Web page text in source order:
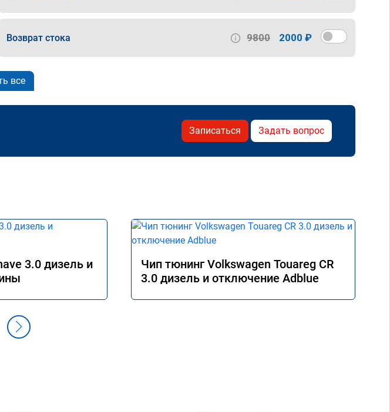
Возврат стока 9800 2000 ₽
все
Записаться Задать вопрос
3.0 дизель и
Чип тюнинг Volkswagen Touareg CR
3.0 дизель и отключение Adblue